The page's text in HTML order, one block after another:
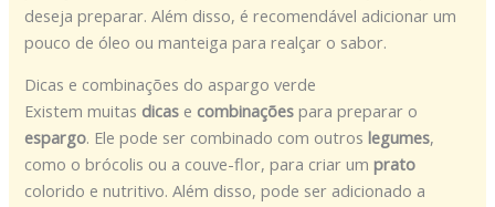
deseja preparar. Além disso, é recomendável adicionar um
pouco de óleo ou manteiga para realçar o sabor.
Dicas e combinações do aspargo verde
Existem muitas dicas e combinações para preparar o
espargo. Ele pode ser combinado com outroslegumes,
como o brócolis ou a couve-flor, para criar umprato
colorido e nutritivo. Além disso, pode ser adicionado a